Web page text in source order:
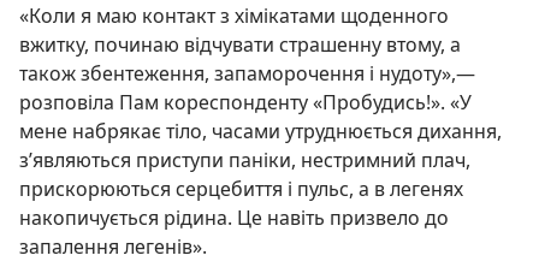
«Коли я маю контакт з хімікатами щоденного
вжитку, починаю відчувати страшенну втому, а
також збентеження, запаморочення і нудоту»,—
розповіла Пам кореспонденту «Пробудись!». «У
мене набрякає тіло, часами утруднюється дихання,
з’являються приступи паніки, нестримний плач,
прискорюються серцебиття і пульс, а в легенях
накопичується рідина. Це навіть призвело до
запалення легенів».